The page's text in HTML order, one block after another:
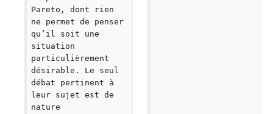
Pareto, dont rien
ne permet de penser
qu’il soit une
situation
particulièrement
désirable. Le seul
débat pertinent à
leur sujet est de
nature